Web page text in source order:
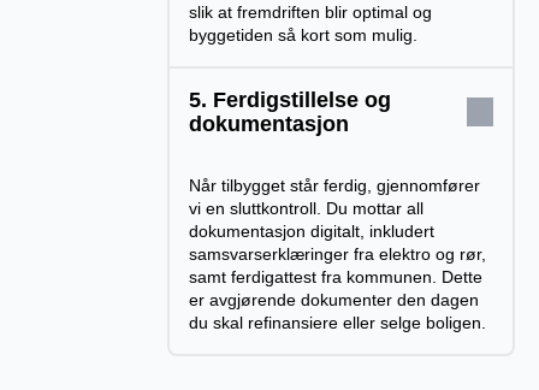
slik at fremdriften blir optimal og
byggetiden så kort som mulig.
5. Ferdigstillelse og
dokumentasjon
Når tilbygget står ferdig, gjennomfører
vi en sluttkontroll. Du mottar all
dokumentasjon digitalt, inkludert
samsvarserklæringer fra elektro og rør,
samt ferdigattest fra kommunen. Dette
er avgjørende dokumenter den dagen
du skal refinansiere eller selge boligen.